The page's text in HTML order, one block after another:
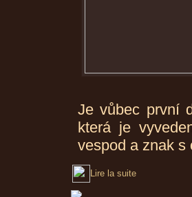
Je vůbec první
která je
vespod a znak
Lire la suite